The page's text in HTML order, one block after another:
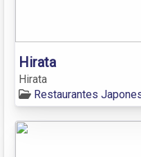
Hirata
Hirata
Restaurantes